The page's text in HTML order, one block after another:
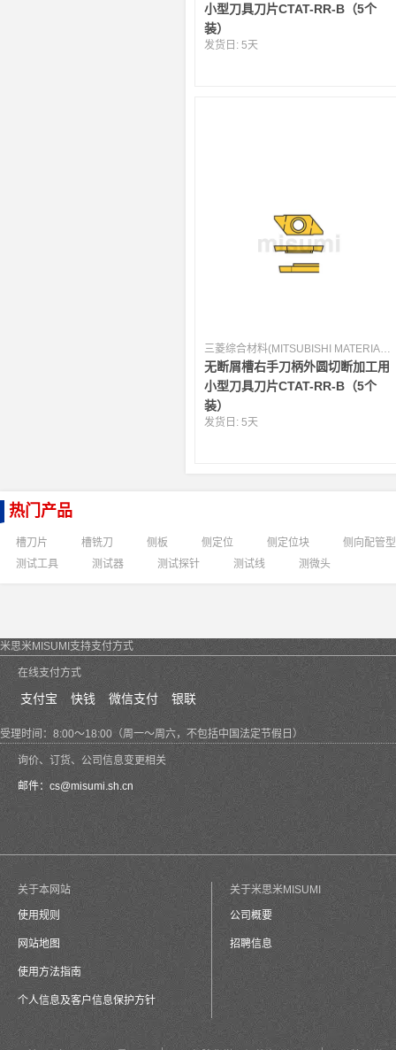
小型刀具刀片CTAT-RR-B（5个
装）
发货日:5天
无断屑槽右手刀柄外圆切断加工用
小型刀具刀片CTAT-RR-B（5个
装）
发货日:5天
热门产品
槽刀片 槽铣刀 侧板 侧定位 侧定位块
侧向配管型
测试工具
测试器 测试探针 测试线 测微头
米思米MISUMI支持支付方式
在线支付方式
支付宝 快钱 微信支付 银联
受理时间：8:00～18:00（周一～周六，不包括中国法定节假日）
询价、订货、公司信息变更相关
邮件： cs@misumi.sh.cn
关于本网站
使用规则
网站地图
使用方法指南
个人信息及客户信息保护方针
关于米思米MISUMI
公司概要
招聘信息